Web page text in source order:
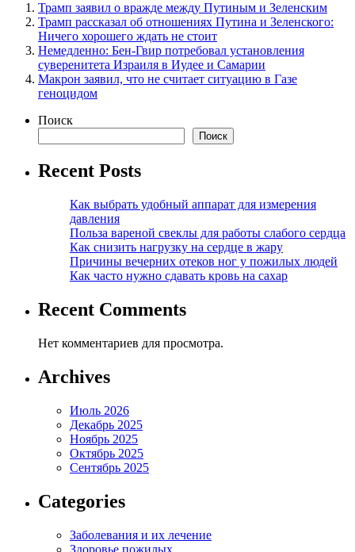
Трамп заявил о вражде между Путиным и Зеленским
Трамп рассказал об отношениях Путина и Зеленского:
Ничего хорошего ждать не стоит
Немедленно: Бен-Гвир потребовал установления
суверенитета Израиля в Иудее и Самарии
Макрон заявил, что не считает ситуацию в Газе
геноцидом
Поиск
Поиск
Recent Posts
Как выбрать удобный аппарат для измерения
давления
Польза вареной свеклы для работы слабого сердца
Как снизить нагрузку на сердце в жару
Причины вечерних отеков ног у пожилых людей
Как часто нужно сдавать кровь на сахар
Recent Comments
Нет комментариев для просмотра.
Archives
Июль 2026
Декабрь 2025
Ноябрь 2025
Октябрь 2025
Сентябрь 2025
Categories
Заболевания и их лечение
Здоровье пожилых